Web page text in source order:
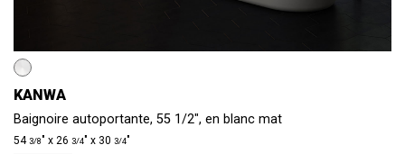
KANWA
Baignoire autoportante, 55 1/2", en blanc mat
543/8″ x 26 3/4″ x 30 3/4″